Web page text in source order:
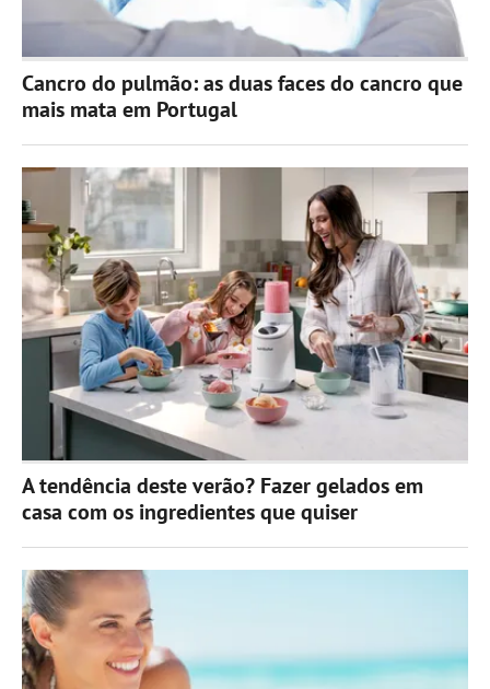
Cancro do pulmão: as duas faces do cancro que
mais mata em Portugal
A tendência deste verão? Fazer gelados em
casa com os ingredientes que quiser